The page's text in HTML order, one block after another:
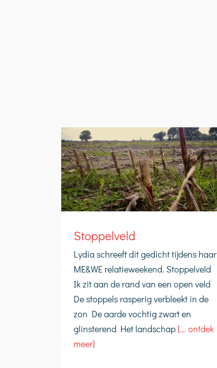
Stoppelveld
Lydia schreeft dit gedicht tijdens haar
ME&WE relatieweekend. Stoppelveld
Ik zit aan de rand van een open veld
De stoppels rasperig verbleekt in de
zon De aarde vochtig zwart en
glinsterend Het landschap [... ontdek
meer]